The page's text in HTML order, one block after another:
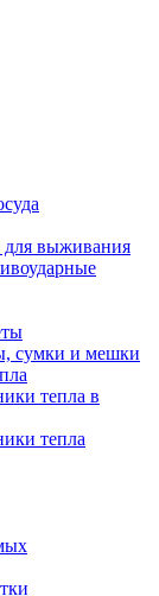
для выживания
сумки и мешки
тепла в
тепла